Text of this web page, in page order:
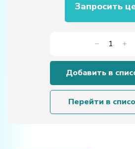
Запросить
звука
Добавить в
Перейти в